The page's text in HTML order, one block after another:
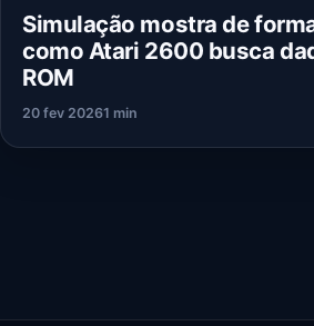
Simulação mostra de
como Atari 2600 busca
ROM
20 fev 20261 min